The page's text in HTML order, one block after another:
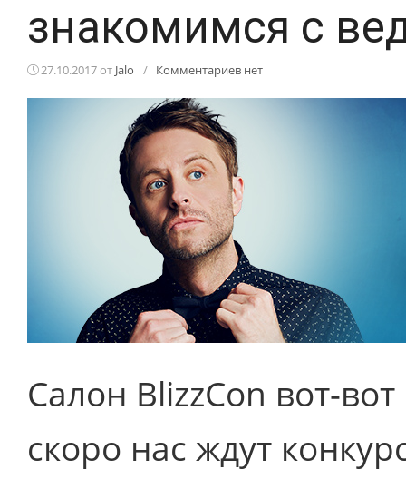
знакомимся с
27.10.2017от Jalo / Комментариев нет
Салон BlizzCon вот-
скоро нас ждут